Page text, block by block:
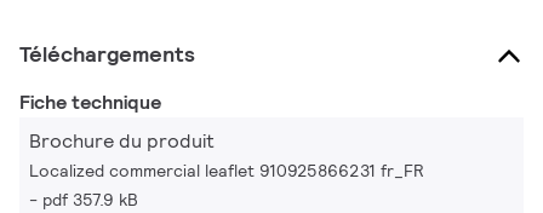
Téléchargements
Fiche technique
Brochure du produit
Localized commercial leaflet 910925866231 fr_FR
pdf 357.9 kB